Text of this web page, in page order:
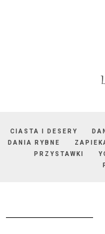
CIASTA I DESERY
DANIA RYBNE
PRZYSTAWKI